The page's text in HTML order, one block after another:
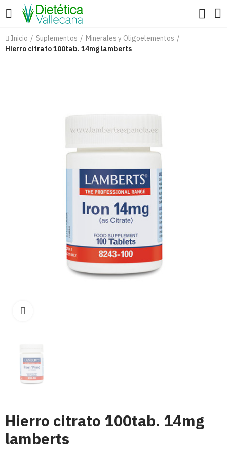
Inicio Suplementos
Minerales y Oligoelementos
Hierro citrato 100tab. 14mg lamberts
Hierro citrato 100tab. 14mg
lamberts